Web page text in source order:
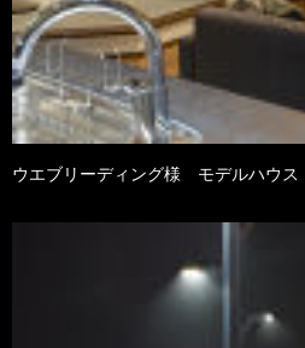
ウエブリーディング様 モデルハウス